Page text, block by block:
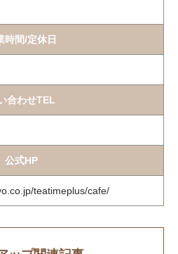
時間/定休日
合わせTEL
公式HP
teatimeplus/cafe/